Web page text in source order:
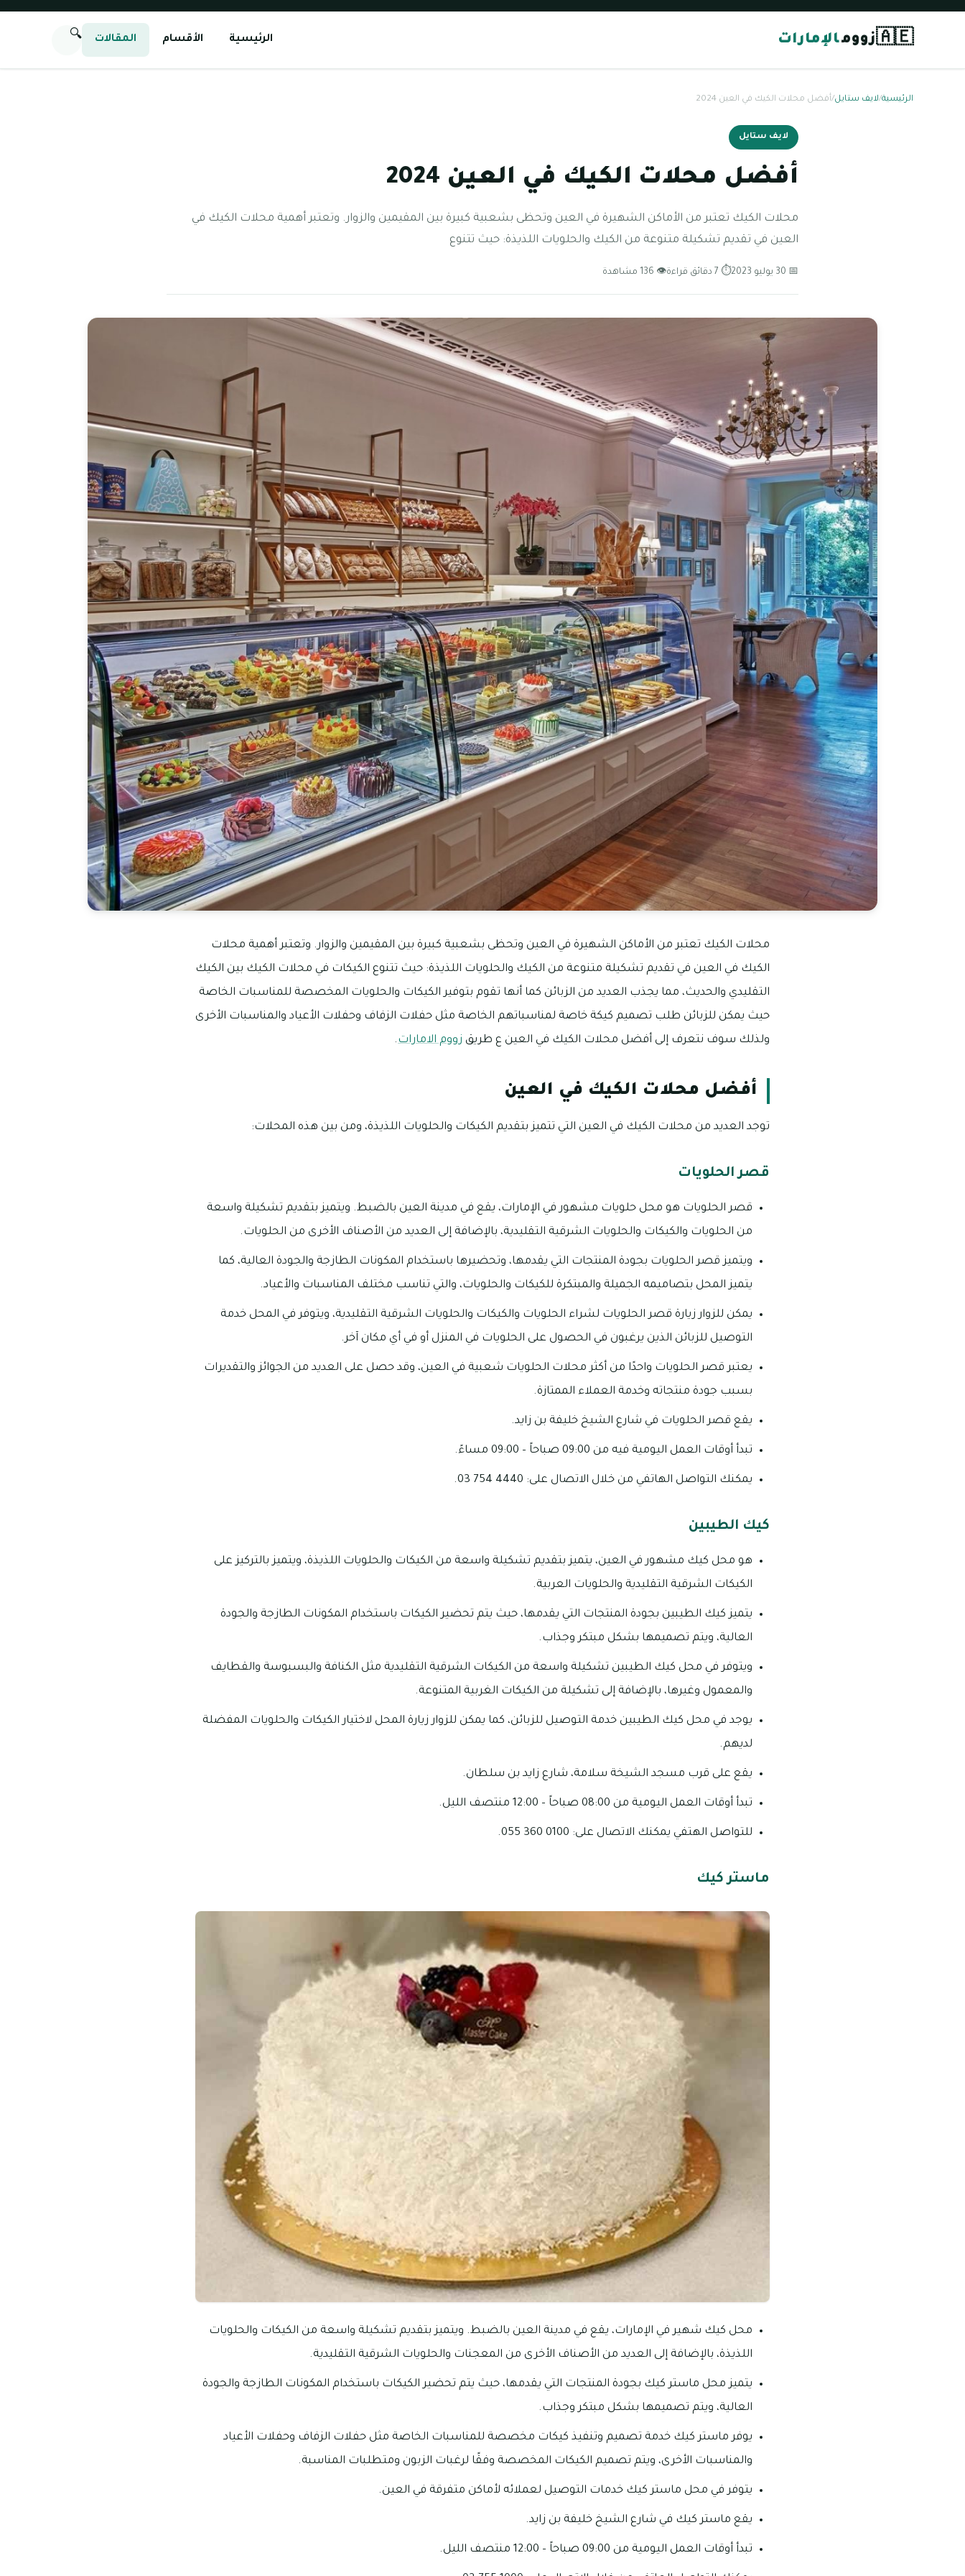
🇦🇪زوومالإمارات الرئيسية الأقسام المقالات 🔍
الرئيسية/لايف ستايل/أفضل محلات الكيك في العين 2024
لايف ستايل
أفضل محلات الكيك في العين 2024
محلات الكيك تعتبر من الأماكن الشهيرة في العين وتحظى بشعبية كبيرة بين المقيمين والزوار. وتعتبر أهمية محلات الكيك في
العين في تقديم تشكيلة متنوعة من الكيك والحلويات اللذيذة: حيث تتنوع
📅 30 يوليو 2023 ⏱ 7 دقائق قراءة 👁 136 مشاهدة
محلات الكيك تعتبر من الأماكن الشهيرة في العين وتحظى بشعبية كبيرة بين المقيمين والزوار. وتعتبر أهمية محلات
الكيك في العين في تقديم تشكيلة متنوعة من الكيك والحلويات اللذيذة: حيث تتنوع الكيكات في محلات الكيك بين الكيك
التقليدي والحديث، مما يجذب العديد من الزبائن كما أنها تقوم بتوفير الكيكات والحلويات المخصصة للمناسبات الخاصة
حيث يمكن للزبائن طلب تصميم كيكة خاصة لمناسباتهم الخاصة مثل حفلات الزفاف وحفلات الأعياد والمناسبات الأخرى
ولذلك سوف نتعرف إلى أفضل محلات الكيك في العين ع طريق زووم الامارات.
أفضل محلات الكيك في العين
توجد العديد من محلات الكيك في العين التي تتميز بتقديم الكيكات والحلويات اللذيذة، ومن بين هذه المحلات:
قصر الحلويات
قصر الحلويات هو محل حلويات مشهور في الإمارات، يقع في مدينة العين بالضبط. ويتميز بتقديم تشكيلة واسعة
من الحلويات والكيكات والحلويات الشرقية التقليدية، بالإضافة إلى العديد من الأصناف الأخرى من الحلويات.
ويتميز قصر الحلويات بجودة المنتجات التي يقدمها، وتحضيرها باستخدام المكونات الطازجة والجودة العالية، كما
يتميز المحل بتصاميمه الجميلة والمبتكرة للكيكات والحلويات، والتي تناسب مختلف المناسبات والأعياد.
يمكن للزوار زيارة قصر الحلويات لشراء الحلويات والكيكات والحلويات الشرقية التقليدية، ويتوفر في المحل خدمة
التوصيل للزبائن الذين يرغبون في الحصول على الحلويات في المنزل أو في أي مكان آخر.
يعتبر قصر الحلويات واحدًا من أكثر محلات الحلويات شعبية في العين، وقد حصل على العديد من الجوائز والتقديرات
بسبب جودة منتجاته وخدمة العملاء الممتازة.
يقع قصر الحلويات في شارع الشيخ خليفة بن زايد.
تبدأ أوقات العمل اليومية فيه من 09:00 صباحاً – 09:00 مساءً.
يمكنك التواصل الهاتفي من خلال الاتصال على: 4440 754 03.
كيك الطيبين
هو محل كيك مشهور في العين، يتميز بتقديم تشكيلة واسعة من الكيكات والحلويات اللذيذة، ويتميز بالتركيز على
الكيكات الشرقية التقليدية والحلويات العربية.
يتميز كيك الطيبين بجودة المنتجات التي يقدمها، حيث يتم تحضير الكيكات باستخدام المكونات الطازجة والجودة
العالية، ويتم تصميمها بشكل مبتكر وجذاب.
ويتوفر في محل كيك الطيبين تشكيلة واسعة من الكيكات الشرقية التقليدية مثل الكنافة والبسبوسة والقطايف
والمعمول وغيرها، بالإضافة إلى تشكيلة من الكيكات الغربية المتنوعة.
يوجد في محل كيك الطيبين خدمة التوصيل للزبائن، كما يمكن للزوار زيارة المحل لاختيار الكيكات والحلويات المفضلة
لديهم.
يقع على قرب مسجد الشيخة سلامة، شارع زايد بن سلطان.
تبدأ أوقات العمل اليومية من 08:00 صباحاً – 12:00 منتصف الليل.
للتواصل الهتفي يمكنك الاتصال على: 0100 360 055.
ماستر كيك
محل كيك شهير في الإمارات، يقع في مدينة العين بالضبط. ويتميز بتقديم تشكيلة واسعة من الكيكات والحلويات
اللذيذة، بالإضافة إلى العديد من الأصناف الأخرى من المعجنات والحلويات الشرقية التقليدية.
يتميز محل ماستر كيك بجودة المنتجات التي يقدمها، حيث يتم تحضير الكيكات باستخدام المكونات الطازجة والجودة
العالية، ويتم تصميمها بشكل مبتكر وجذاب.
يوفر ماستر كيك خدمة تصميم وتنفيذ كيكات مخصصة للمناسبات الخاصة مثل حفلات الزفاف وحفلات الأعياد
والمناسبات الأخرى، ويتم تصميم الكيكات المخصصة وفقًا لرغبات الزبون ومتطلبات المناسبة.
يتوفر في محل ماستر كيك خدمات التوصيل لعملائه لأماكن متفرقة في العين.
يقع ماستر كيك في شارع الشيخ خليفة بن زايد.
تبدأ أوقات العمل اليومية من 09:00 صباحاً – 12:00 منتصف الليل.